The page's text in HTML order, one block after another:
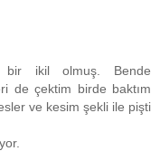
bir ikil olmuş. Bende
de çektim birde baktım
ve kesim şekli ile pişti